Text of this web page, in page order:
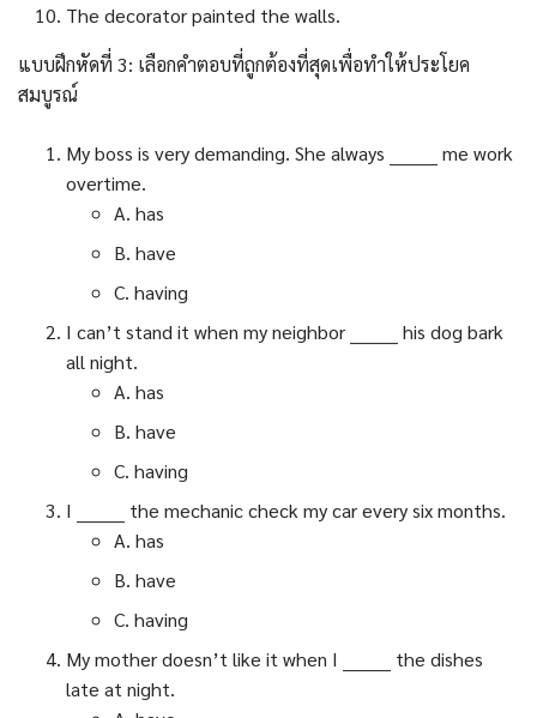
The decorator painted the walls.
แบบฝึกหัดที่ 3: เลือกคำตอบที่ถูกต้องที่สุดเพื่อทำให้ประโยค
สมบูรณ์
My boss is very demanding. She always ________ me work
overtime.
A. has
B. have
C. having
I can’t stand it when my neighbor ________ his dog bark
all night.
A. has
B. have
C. having
I ________ the mechanic check my car every six months.
A. has
B. have
C. having
My mother doesn’t like it when I ________ the dishes
late at night.